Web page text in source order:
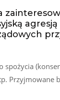
spożycia
Przyjmowane